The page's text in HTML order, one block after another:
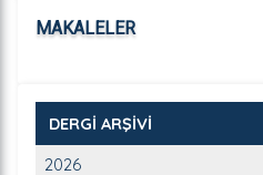
MAKALELER
DERGİ ARŞİVİ
2026